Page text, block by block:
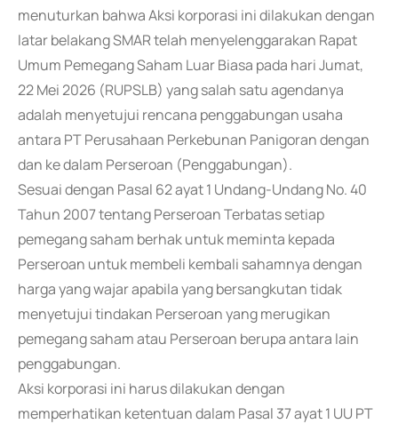
menuturkan bahwa Aksi korporasi ini dilakukan dengan
latar belakang SMAR telah menyelenggarakan Rapat
Umum Pemegang Saham Luar Biasa pada hari Jumat,
22 Mei 2026 (RUPSLB) yang salah satu agendanya
adalah menyetujui rencana penggabungan usaha
antara PT Perusahaan Perkebunan Panigoran dengan
dan ke dalam Perseroan (Penggabungan).
Sesuai dengan Pasal 62 ayat 1 Undang-Undang No. 40
Tahun 2007 tentang Perseroan Terbatas setiap
pemegang saham berhak untuk meminta kepada
Perseroan untuk membeli kembali sahamnya dengan
harga yang wajar apabila yang bersangkutan tidak
menyetujui tindakan Perseroan yang merugikan
pemegang saham atau Perseroan berupa antara lain
penggabungan.
Aksi korporasi ini harus dilakukan dengan
memperhatikan ketentuan dalam Pasal 37 ayat 1 UU PT